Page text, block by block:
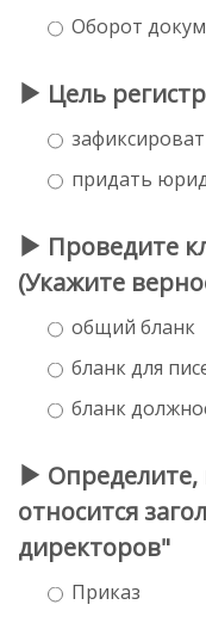
Оборот
Цель
придать
Проведите
(Укажите
общий бланк
бланк для
бланк
Определите,
относится
директоров"
Приказ